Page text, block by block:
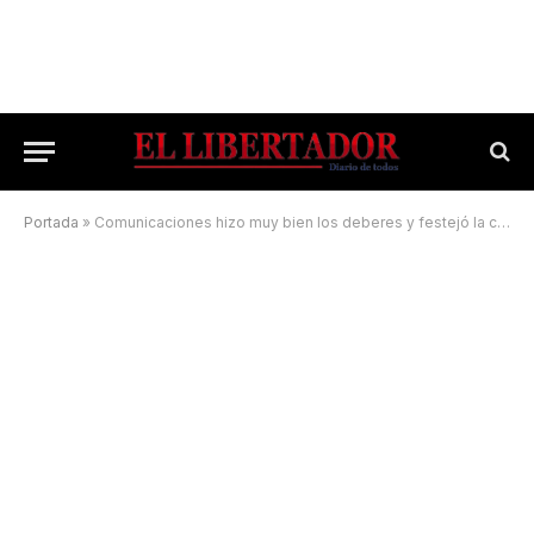
Portada » Comunicaciones hizo muy bien los deberes y festejó la clasificación